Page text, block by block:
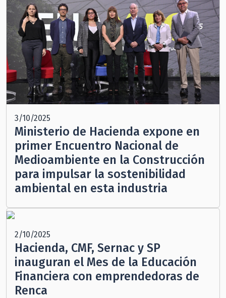
3/10/2025
Ministerio de Hacienda expone en
primer Encuentro Nacional de
Medioambiente en la Construcción
para impulsar la sostenibilidad
ambiental en esta industria
2/10/2025
Hacienda, CMF, Sernac y SP
inauguran el Mes de la Educación
Financiera con emprendedoras de
Renca